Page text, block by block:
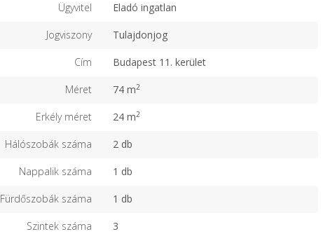
Ügyvitel Eladó ingatlan
Jogviszony Tulajdonjog
Cím Budapest 11. kerület
Méret 74 m2
Erkély méret 24 m2
Hálószobák száma 2 db
Nappalik száma 1 db
Fürdőszobák száma 1 db
Szintek száma 3